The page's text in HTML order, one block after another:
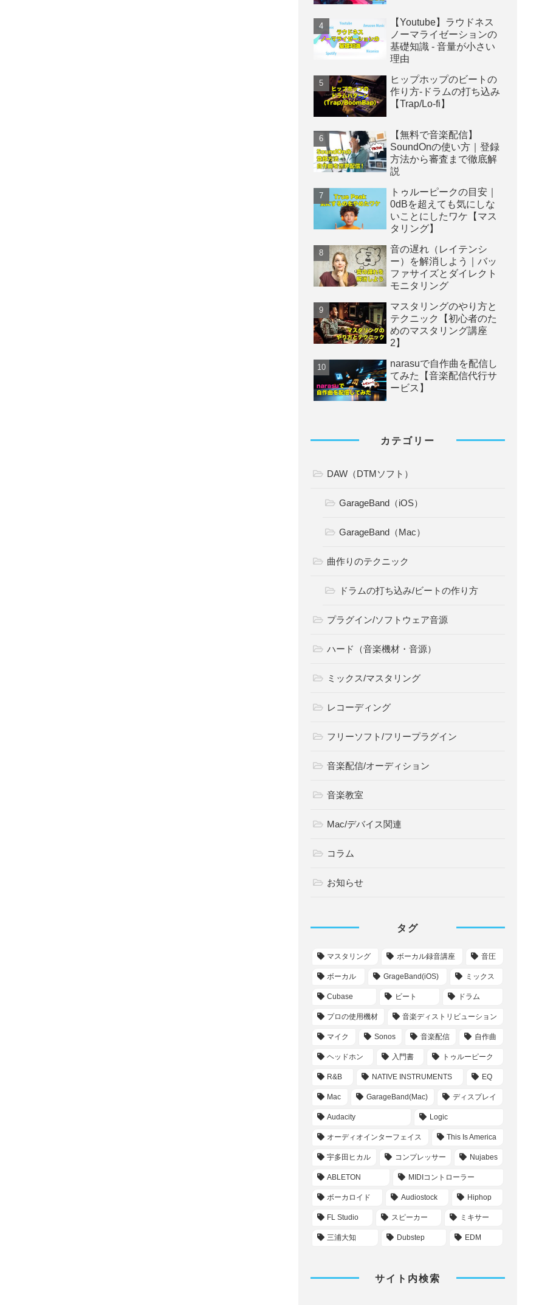
【Youtube】ラウドネス
ノーマライゼーションの
基礎知識 - 音量が小さい
理由
ヒップホップのビートの
作り方-ドラムの打ち込み
【Trap/Lo-fi】
【無料で音楽配信】
SoundOnの使い方｜登録
方法から審査まで徹底解
説
トゥルーピークの目安｜
0dBを超えても気にしな
いことにしたワケ【マス
タリング】
音の遅れ（レイテンシ
ー）を解消しよう｜バッ
ファサイズとダイレクト
モニタリング
マスタリングのやり方と
テクニック【初心者のた
めのマスタリング講座
2】
narasuで自作曲を配信し
てみた【音楽配信代行サ
ービス】
カテゴリー
DAW（DTMソフト）
GarageBand（iOS）
GarageBand（Mac）
曲作りのテクニック
ドラムの打ち込み/ビートの作り方
プラグイン/ソフトウェア音源
ハード（音楽機材・音源）
ミックス/マスタリング
レコーディング
フリーソフト/フリープラグイン
音楽配信/オーディション
音楽教室
Mac/デバイス関連
コラム
お知らせ
タグ
マスタリング ボーカル録音講座 音圧
ボーカル GrageBand(iOS) ミックス
Cubase ビート ドラム
プロの使用機材 音楽ディストリビューション
マイク Sonos 音楽配信 自作曲
ヘッドホン 入門書 トゥルーピーク
R&B NATIVE INSTRUMENTS EQ
Mac GarageBand(Mac) ディスプレイ
Audacity Logic
オーディオインターフェイス This Is America
宇多田ヒカル コンプレッサー Nujabes
ABLETON MIDIコントローラー
ボーカロイド Audiostock Hiphop
FL Studio スピーカー ミキサー
三浦大知 Dubstep EDM
サイト内検索